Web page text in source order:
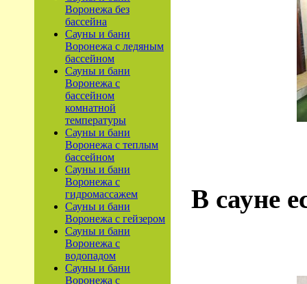
Воронежа без
бассейна
Сауны и бани
Воронежа с ледяным
бассейном
Сауны и бани
Воронежа с
бассейном
комнатной
температуры
Сауны и бани
Воронежа с теплым
бассейном
Сауны и бани
Воронежа с
гидромассажем
Сауны и бани
Воронежа с гейзером
Сауны и бани
Воронежа с
водопадом
Сауны и бани
Воронежа с
В сауне